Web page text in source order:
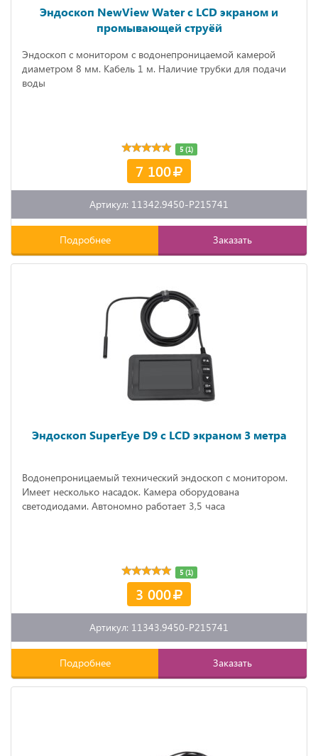
Эндоскоп NewView Water с LCD экраном и
промывающей струёй
Эндоскоп с монитором с водонепроницаемой камерой
диаметром 8 мм. Кабель 1 м. Наличие трубки для подачи
воды
5 (1)
7 100
Артикул: 11342.9450-P215741
Подробнее Заказать
Эндоскоп SuperEye D9 с LCD экраном 3 метра
Водонепроницаемый технический эндоскоп с монитором.
Имеет несколько насадок. Камера оборудована
светодиодами. Автономно работает 3,5 часа
5 (1)
3 000
Артикул: 11343.9450-P215741
Подробнее Заказать